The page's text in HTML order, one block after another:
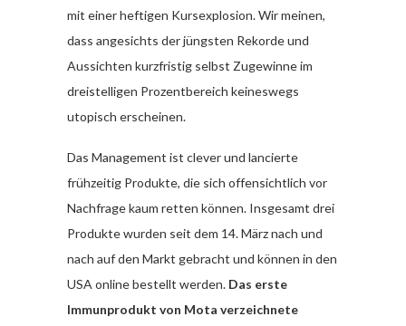
mit einer heftigen Kursexplosion. Wir meinen,
dass angesichts der jüngsten Rekorde und
Aussichten kurzfristig selbst Zugewinne im
dreistelligen Prozentbereich keineswegs
utopisch erscheinen.
Das Management ist clever und lancierte
frühzeitig Produkte, die sich offensichtlich vor
Nachfrage kaum retten können. Insgesamt drei
Produkte wurden seit dem 14. März nach und
nach auf den Markt gebracht und können in den
USA online bestellt werden. Das erste
Immunprodukt von Mota verzeichnete